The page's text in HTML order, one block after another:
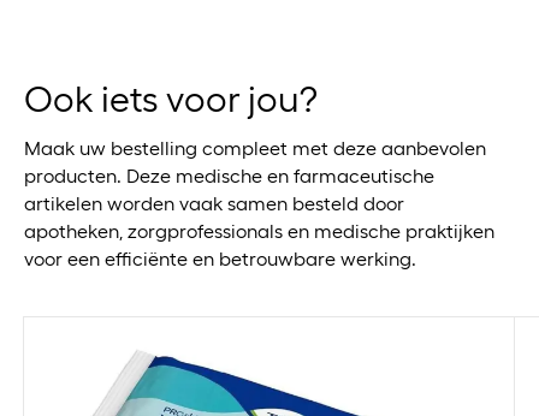
Ook iets voor jou?
Maak uw bestelling compleet met deze aanbevolen
producten. Deze medische en farmaceutische
artikelen worden vaak samen besteld door
apotheken, zorgprofessionals en medische praktijken
voor een efficiënte en betrouwbare werking.